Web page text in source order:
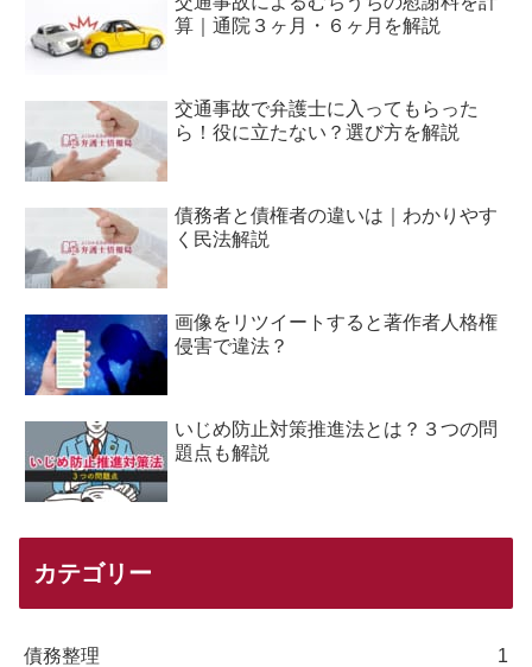
算｜通院３ヶ月・６ヶ月を解説
交通事故で弁護士に入ってもらった
ら！役に立たない？選び方を解説
債務者と債権者の違いは｜わかりやす
く民法解説
画像をリツイートすると著作者人格権
侵害で違法？
いじめ防止対策推進法とは？３つの問
題点も解説
カテゴリー
債務整理 1